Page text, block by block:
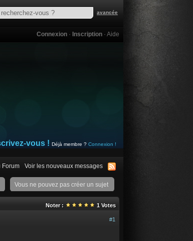
avancée
Connexion · Inscription · Aide
vous ! Déjà membre ? Connexion !
Forum Voir les nouveaux messages
Vous ne pouvez pas créer un sujet
Noter : 1 Votes
#1